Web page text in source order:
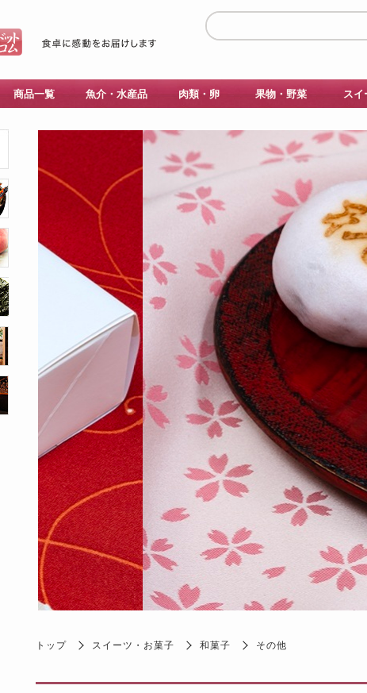
商品一覧 魚介・水産品 肉類・卵 果物・野菜 スイ
トップ スイーツ・お菓子 和菓子 その他